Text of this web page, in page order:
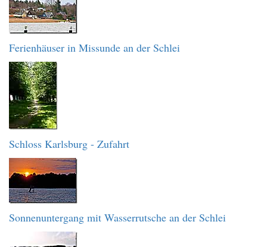
Ferienhäuser in Missunde an der Schlei
Schloss Karlsburg - Zufahrt
Sonnenuntergang mit Wasserrutsche an der Schlei